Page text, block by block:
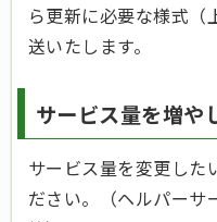
ら更新に必要な様式
送いたします。
サービス量を増や
サービス量を変更した
ださい。（ヘルパーサ